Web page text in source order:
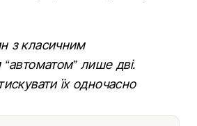
з класичним
“автоматом” лише дві.
їх одночасно